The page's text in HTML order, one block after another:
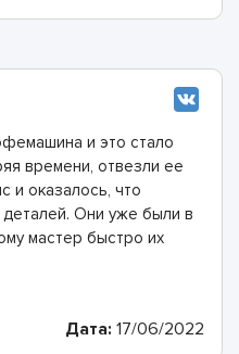
и это стало
времени, отвезли ее
и оказалось, что
Они уже были в
мастер быстро их
Дата: 17/06/2022